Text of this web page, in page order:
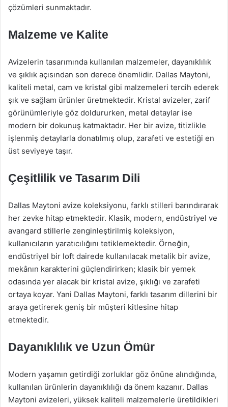
çözümleri sunmaktadır.
Malzeme ve Kalite
Avizelerin tasarımında kullanılan malzemeler, dayanıklılık
ve şıklık açısından son derece önemlidir. Dallas Maytoni,
kaliteli metal, cam ve kristal gibi malzemeleri tercih ederek
şık ve sağlam ürünler üretmektedir. Kristal avizeler, zarif
görünümleriyle göz doldururken, metal detaylar ise
modern bir dokunuş katmaktadır. Her bir avize, titizlikle
işlenmiş detaylarla donatılmış olup, zarafeti ve estetiği en
üst seviyeye taşır.
Çeşitlilik ve Tasarım Dili
Dallas Maytoni avize koleksiyonu, farklı stilleri barındırarak
her zevke hitap etmektedir. Klasik, modern, endüstriyel ve
avangard stillerle zenginleştirilmiş koleksiyon,
kullanıcıların yaratıcılığını tetiklemektedir. Örneğin,
endüstriyel bir loft dairede kullanılacak metalik bir avize,
mekânın karakterini güçlendirirken; klasik bir yemek
odasında yer alacak bir kristal avize, şıklığı ve zarafeti
ortaya koyar. Yani Dallas Maytoni, farklı tasarım dillerini bir
araya getirerek geniş bir müşteri kitlesine hitap
etmektedir.
Dayanıklılık ve Uzun Ömür
Modern yaşamın getirdiği zorluklar göz önüne alındığında,
kullanılan ürünlerin dayanıklılığı da önem kazanır. Dallas
Maytoni avizeleri, yüksek kaliteli malzemelerle üretildikleri